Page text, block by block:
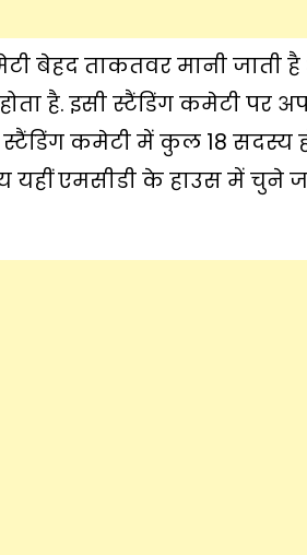
बेहद ताकतवर मानी जाती
है. इसी स्टैंडिंग कमेटी पर
स्टैंडिंग कमेटी में कुल 18
एमसीडी के हाउस में चुने